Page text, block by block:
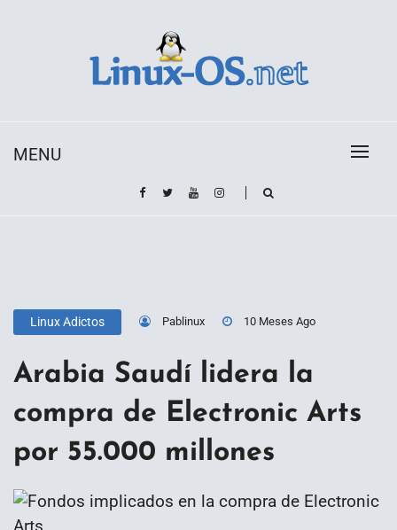
MENU
Linux Adictos Pablinux 10 Meses Ago
Arabia Saudí lidera la
compra de Electronic Arts
por 55.000 millones